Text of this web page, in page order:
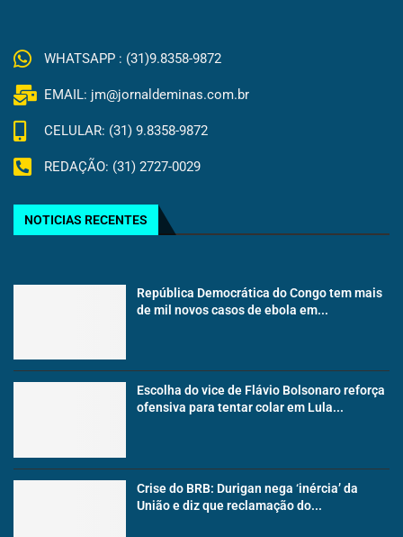
WHATSAPP : (31)9.8358-9872
EMAIL: jm@jornaldeminas.com.br
CELULAR: (31) 9.8358-9872
REDAÇÃO: (31) 2727-0029
NOTICIAS RECENTES
República Democrática do Congo tem mais
de mil novos casos de ebola em...
Escolha do vice de Flávio Bolsonaro reforça
ofensiva para tentar colar em Lula...
Crise do BRB: Durigan nega ‘inércia’ da
União e diz que reclamação do...